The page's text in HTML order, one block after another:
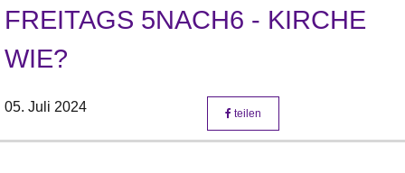
FREITAGS 5NACH6 - KIRCHE
WIE?
05. Juli 2024 teilen